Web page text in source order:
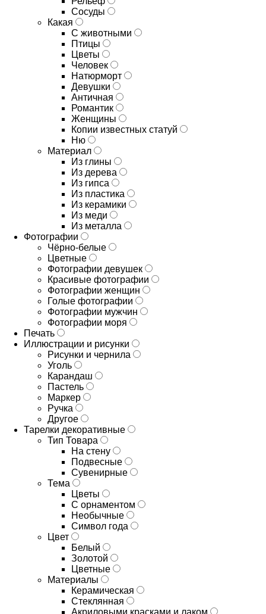
Сосуды
Какая
С животными
Птицы
Цветы
Человек
Натюрморт
Девушки
Античная
Романтик
Женщины
Копии известных статуй
Ню
Материал
Из глины
Из дерева
Из гипса
Из пластика
Из керамики
Из меди
Из металла
Фотографии
Чёрно-белые
Цветные
Фотографии девушек
Красивые фотографии
Фотографии женщин
Голые фотографии
Фотографии мужчин
Фотографии моря
Печать
Иллюстрации и рисунки
Рисунки и чернила
Уголь
Карандаш
Пастель
Маркер
Ручка
Другое
Тарелки декоративные
Тип Товара
На стену
Подвесные
Сувенирные
Тема
Цветы
С орнаментом
Необычные
Символ года
Цвет
Белый
Золотой
Цветные
Материалы
Керамическая
Стеклянная
Акриловыми красками и лаком